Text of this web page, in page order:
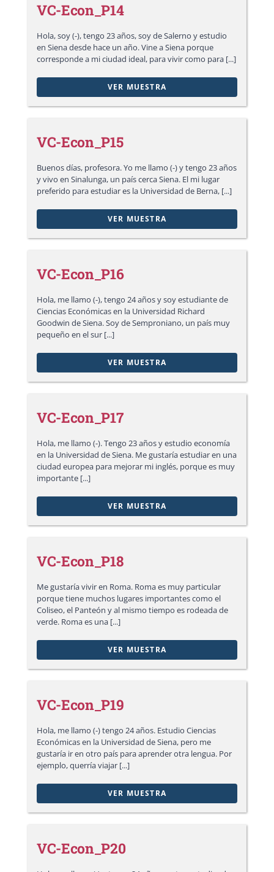
VC-Econ_P14
Hola, soy (-), tengo 23 años, soy de Salerno y estudio
en Siena desde hace un año. Vine a Siena porque
corresponde a mi ciudad ideal, para vivir como para [...]
VER MUESTRA
VC-Econ_P15
Buenos días, profesora. Yo me llamo (-) y tengo 23 años
y vivo en Sinalunga, un país cerca Siena. El mi lugar
preferido para estudiar es la Universidad de Berna, [...]
VER MUESTRA
VC-Econ_P16
Hola, me llamo (-), tengo 24 años y soy estudiante de
Ciencias Económicas en la Universidad Richard
Goodwin de Siena. Soy de Semproniano, un país muy
pequeño en el sur [...]
VER MUESTRA
VC-Econ_P17
Hola, me llamo (-). Tengo 23 años y estudio economía
en la Universidad de Siena. Me gustaría estudiar en una
ciudad europea para mejorar mi inglés, porque es muy
importante [...]
VER MUESTRA
VC-Econ_P18
Me gustaría vivir en Roma. Roma es muy particular
porque tiene muchos lugares importantes como el
Coliseo, el Panteón y al mismo tiempo es rodeada de
verde. Roma es una [...]
VER MUESTRA
VC-Econ_P19
Hola, me llamo (-) tengo 24 años. Estudio Ciencias
Económicas en la Universidad de Siena, pero me
gustaría ir en otro país para aprender otra lengua. Por
ejemplo, querría viajar [...]
VER MUESTRA
VC-Econ_P20